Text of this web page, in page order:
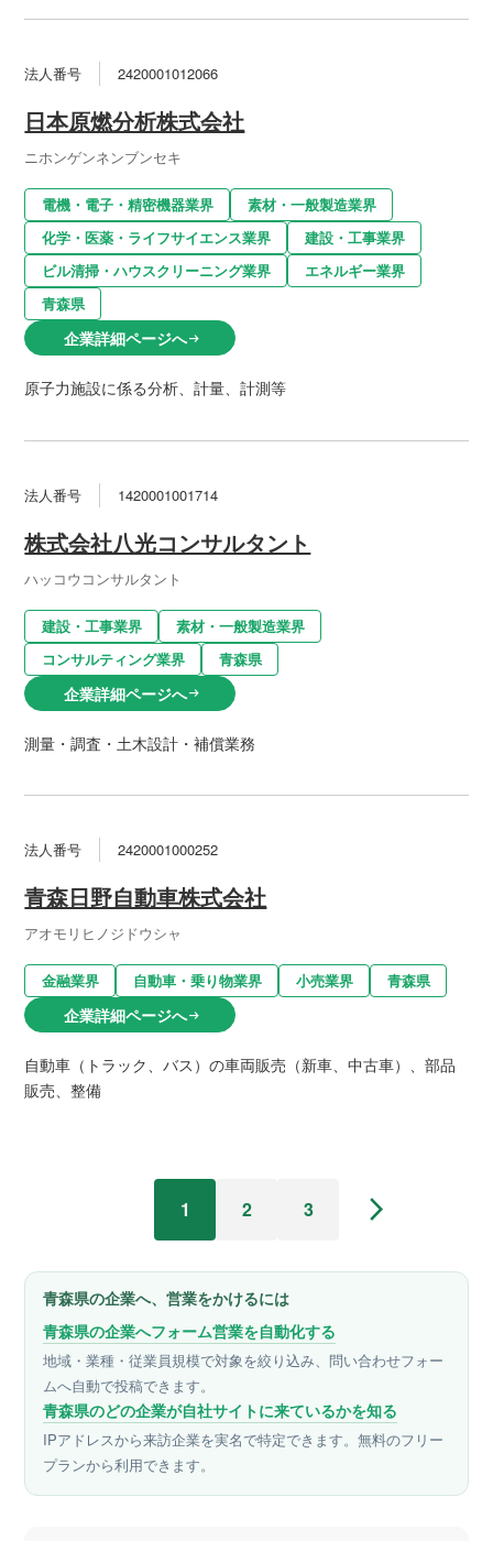
法人番号 2420001012066
日本原燃分析株式会社
ニホンゲンネンブンセキ
電機・電子・精密機器業界
素材・一般製造業界
化学・医薬・ライフサイエンス業界
建設・工事業界
ビル清掃・ハウスクリーニング業界
エネルギー業界
青森県
企業詳細ページへarrow_right_alt
原子力施設に係る分析、計量、計測等
法人番号 1420001001714
株式会社八光コンサルタント
ハッコウコンサルタント
建設・工事業界
素材・一般製造業界
コンサルティング業界
青森県
企業詳細ページへarrow_right_alt
測量・調査・土木設計・補償業務
法人番号 2420001000252
青森日野自動車株式会社
アオモリヒノジドウシャ
金融業界 自動車・乗り物業界 小売業界 青森県
企業詳細ページへarrow_right_alt
自動車（トラック、バス）の車両販売（新車、中古車）、部品
販売、整備
1 2 3 arrow_forward_ios
青森県の企業へ、営業をかけるには
青森県の企業へフォーム営業を自動化する
地域・業種・従業員規模で対象を絞り込み、問い合わせフォー
ムへ自動で投稿できます。
青森県のどの企業が自社サイトに来ているかを知る
IPアドレスから来訪企業を実名で特定できます。無料のフリー
プランから利用できます。